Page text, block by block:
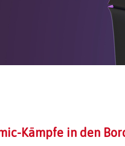
Kämpfe in den